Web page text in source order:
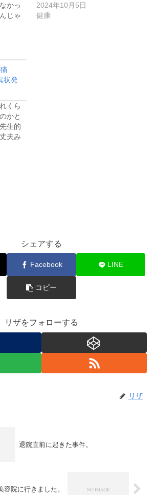
かっ
じゃ
2024年10月5日
健康
状発
くら
かと
生的
夫み
シェアする
Facebook LINE
コピー
リザをフォローする
リザ
退院直前に起きた事件。
容院に行きました。